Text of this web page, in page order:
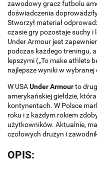
zawodowy gracz futbolu
doświadczenia
Stworzył materiał
czasie gry pozostaje suchy i
Under Armour jest
podczas każdego treningu,
lepszymi („To make athlets
najlepsze wyniki w
W USAUnder Armourto
amerykańskiej giełdzie,
kontynentach. W Polsce
roku i z każdym rokiem
użytkowników. Aktualnie,
czołowych drużyn i
OPIS: